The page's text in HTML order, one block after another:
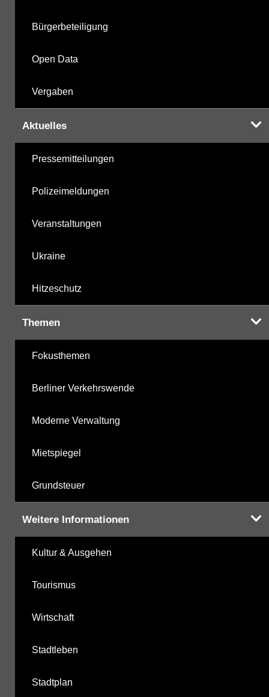
Bürgerbeteiligung
Open Data
Vergaben
Aktuelles
Pressemitteilungen
Polizeimeldungen
Veranstaltungen
Ukraine
Hitzeschutz
Themen
Fokusthemen
Berliner Verkehrswende
Moderne Verwaltung
Mietspiegel
Grundsteuer
Weitere Informationen
Kultur & Ausgehen
Tourismus
Wirtschaft
Stadtleben
Stadtplan